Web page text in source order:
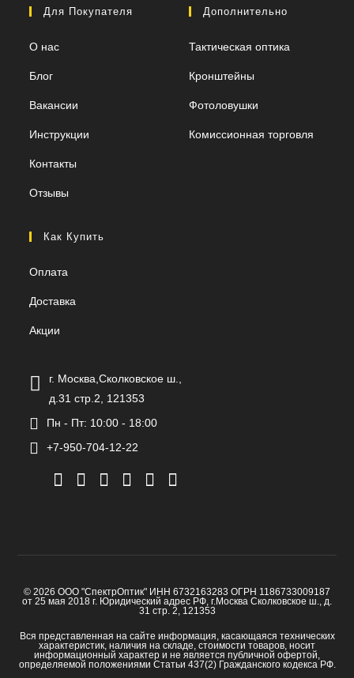
Для Покупателя
О нас
Блог
Вакансии
Инструкции
Контакты
Отзывы
Дополнительно
Тактическая оптика
Кронштейны
Фотоловушки
Комиссионная торговля
Как Купить
Оплата
Доставка
Акции
г. Москва,Сколковское ш.,
д.31 стр.2, 121353
Пн - Пт: 10:00 - 18:00
+7-950-704-12-22
© 2026 ООО "СпектрОптик" ИНН 6732163283 ОГРН 1186733009187
от 25 мая 2018 г. Юридический адрес РФ, г.Москва Сколковское ш., д.
31 стр. 2, 121353
Вся представленная на сайте информация, касающаяся технических
характеристик, наличия на складе, стоимости товаров, носит
информационный характер и не является публичной офертой,
определяемой положениями Статьи 437(2) Гражданского кодекса РФ.